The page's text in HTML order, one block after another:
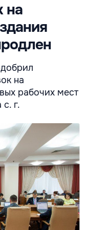
на
на
рабочих мест
г.